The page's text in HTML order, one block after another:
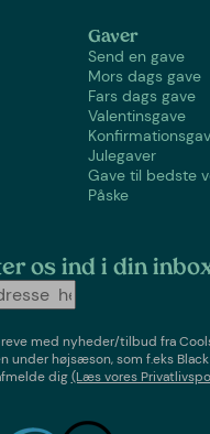
Gaver
Send en gave
Mors dags gave
Fars dags gave
Valentinsgave
Julegaver
Gave til bedste
Påske
os ind i din
med nyheder/tilbud fra
under højsæson, som f.eks
dig(Læs vores